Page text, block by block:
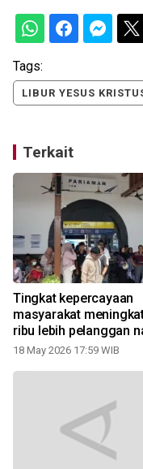
Tags:
LIBUR YESUS
Terkait
Tingkat kepercayaan
masyarakat
ribu lebih pelanggan
di Sumbar saat libur
18 May 2026 17:59 WIB